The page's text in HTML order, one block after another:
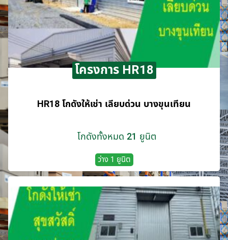
โครงการ HR18
HR18 โกดังให้เช่า เลียบด่วน บางขุนเทียน
โกดังทั้งหมด 21 ยูนิต
ว่าง 1 ยูนิต